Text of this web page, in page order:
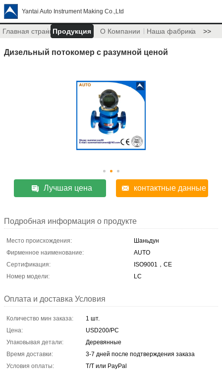
Yantai Auto Instrument Making Co.,Ltd
Главная страницаПродукция О Компании Наша фабрика >>
Дизельный потокомер с разумной ценой
Лучшая цена контактные данные
Подробная информация о продукте
Место происхождения:
Шаньдун
Фирменное наименование:
AUTO
Сертификация:
ISO9001，CE
Номер модели:
LC
Оплата и доставка Условия
Количество мин заказа:
1 шт.
Цена:
USD200/PC
Упаковывая детали:
Деревянные
Время доставки:
3-7 дней после подтверждения заказа
Условия оплаты:
T/T или PayPal